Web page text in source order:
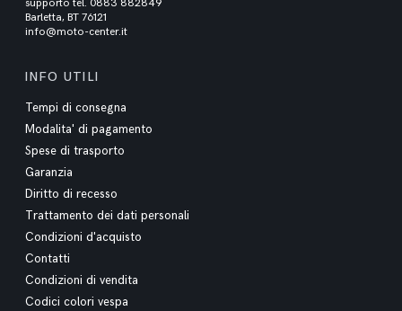
supporto tel. 0883 882849
Barletta, BT 76121
info@moto-center.it
INFO UTILI
Tempi di consegna
Modalita' di pagamento
Spese di trasporto
Garanzia
Diritto di recesso
Trattamento dei dati personali
Condizioni d'acquisto
Contatti
Condizioni di vendita
Codici colori vespa